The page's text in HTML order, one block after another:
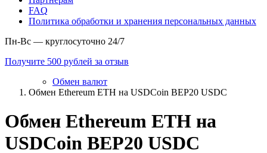
FAQ
Политика обработки и хранения персональных данных
Пн-Вс — круглосуточно 24/7
Получите 500 рублей за отзыв
Обмен валют
Обмен Ethereum ETH на USDCoin BEP20 USDC
Обмен Ethereum ETH на
USDCoin BEP20 USDC